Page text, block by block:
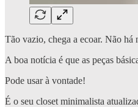
Tão vazio, chega a ecoar. Não
A boa notícia é que as peças
Pode usar à vontade!
É o seu closet minimalista